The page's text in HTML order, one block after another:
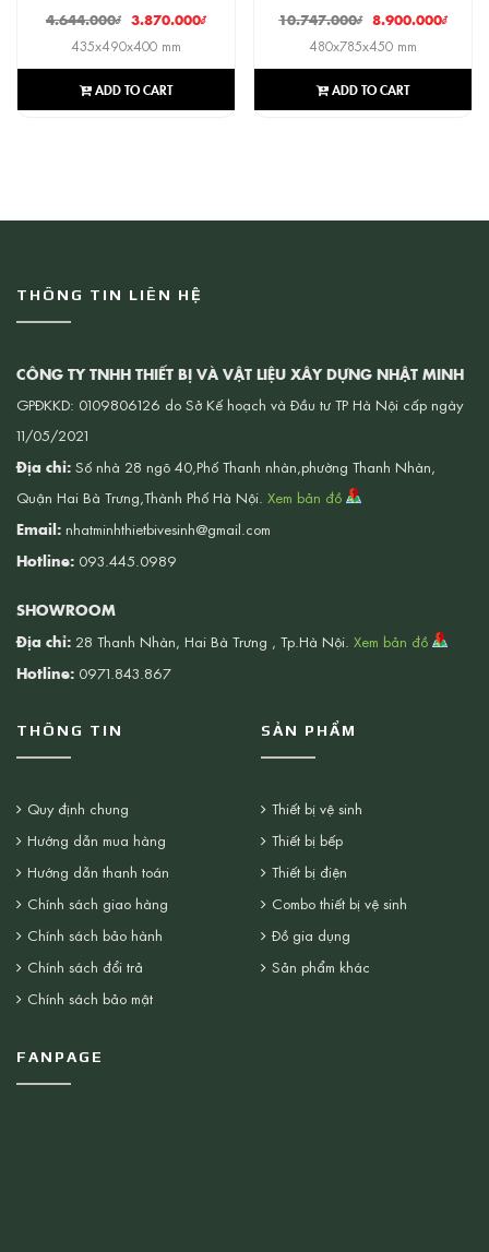
4.644.000₫ 3.870.000₫
435x490x400 mm
ADD TO CART
10.747.000₫ 8.900.000₫
480x785x450 mm
ADD TO CART
THÔNG TIN LIÊN HỆ
CÔNG TY TNHH THIẾT BỊ VÀ VẬT LIỆU XÂY DỰNG NHẬT MINH
GPĐKKD: 0109806126 do Sở Kế hoạch và Đầu tư TP Hà Nội cấp ngày
11/05/2021
Địa chỉ: Số nhà 28 ngõ 40,Phố Thanh nhàn,phường Thanh Nhàn,
Quận Hai Bà Trưng,Thành Phố Hà Nội. Xem bản đồ
Email: nhatminhthietbivesinh@gmail.com
Hotline: 093.445.0989
SHOWROOM
Địa chỉ: 28 Thanh Nhàn, Hai Bà Trưng , Tp.Hà Nội. Xem bản đồ
Hotline: 0971.843.867
THÔNG TIN
Quy định chung
Hướng dẫn mua hàng
Hướng dẫn thanh toán
Chính sách giao hàng
Chính sách bảo hành
Chính sách đổi trả
Chính sách bảo mật
SẢN PHẨM
Thiết bị vệ sinh
Thiết bị bếp
Thiết bị điện
Combo thiết bị vệ sinh
Đồ gia dụng
Sản phẩm khác
FANPAGE